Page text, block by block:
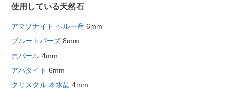
使用している天然石
アマゾナイト ペルー産 6mm
ブルートパーズ 8mm
貝パール 4mm
アパタイト 6mm
クリスタル 本水晶 4mm